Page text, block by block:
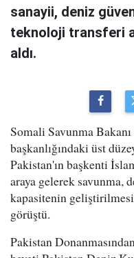
sanayii, deniz
teknoloji transferi
aldı.
Somali Savunma
başkanlığındaki üst
Pakistan'ın başkenti
araya gelerek savunma,
kapasitenin
görüştü.
Pakistan